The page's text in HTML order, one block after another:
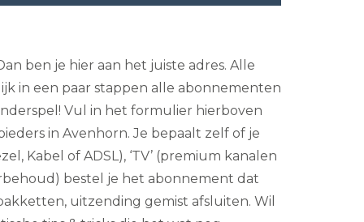
ben je hier aan het juiste adres. Alle
in een paar stappen alle abonnementen
Vul in het formulier hierboven
in Avenhorn. Je bepaalt zelf of je
Kabel of ADSL), ‘TV’ (premium kanalen
bestel je het abonnement dat
uitzending gemist afsluiten. Wil